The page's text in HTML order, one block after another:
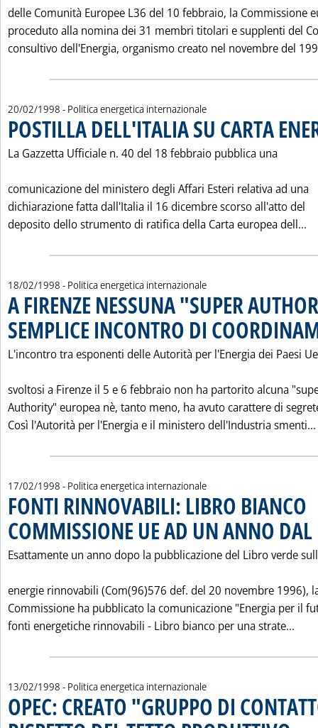
delle Comunità Europee L36 del 10 febbraio, la Commissione
proceduto alla nomina dei 31 membri titolari e supplenti del
consultivo dell'Energia, organismo creato nel novembre del
20/02/1998 - Politica energetica internazionale
POSTILLA DELL'ITALIA SU CARTA
La Gazzetta Ufficiale n. 40 del 18 febbraio pubblica una
comunicazione del ministero degli Affari Esteri relativa ad una
dichiarazione fatta dall'Italia il 16 dicembre scorso all'atto del
deposito dello strumento di ratifica della Carta europea dell...
18/02/1998 - Politica energetica internazionale
A FIRENZE NESSUNA "SUPER
SEMPLICE INCONTRO DI
L'incontro tra esponenti delle Autorità per l'Energia dei Paesi Ue
svoltosi a Firenze il 5 e 6 febbraio non ha partorito alcuna
Authority" europea nè, tanto meno, ha avuto carattere di
Così l'Autorità per l'Energia e il ministero dell'Industria smenti...
17/02/1998 - Politica energetica internazionale
FONTI RINNOVABILI: LIBRO BIANCO
COMMISSIONE UE AD UN ANNO DAL
Esattamente un anno dopo la pubblicazione del Libro verde
energie rinnovabili (Com(96)576 def. del 20 novembre 1996),
Commissione ha pubblicato la comunicazione "Energia per il
fonti energetiche rinnovabili - Libro bianco per una strate...
13/02/1998 - Politica energetica internazionale
OPEC: CREATO "GRUPPO DI